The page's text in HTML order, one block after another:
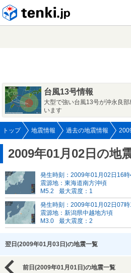
台風13号情報
大型で強い台風13号が沖永良
います
トップ 地震情報 過去の地震情報
2009年01月02日の地
発生時刻：2009年01月02日16
震源地：東海道南方沖頃
M5.2
最大震度：1
発生時刻：2009年01月02日07
震源地：新潟県中越地方頃
M3.0
最大震度：2
翌日(2009年01月03日)の地震一覧
前日(2009年01月01日)の地震一覧